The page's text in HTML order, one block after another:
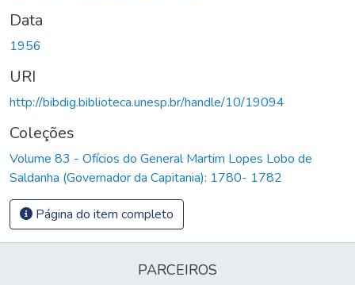
Data
1956
URI
http://bibdig.biblioteca.unesp.br/handle/10/19094
Coleções
Volume 83 - Ofícios do General Martim Lopes Lobo de
Saldanha (Governador da Capitania): 1780- 1782
Página do item completo
PARCEIROS